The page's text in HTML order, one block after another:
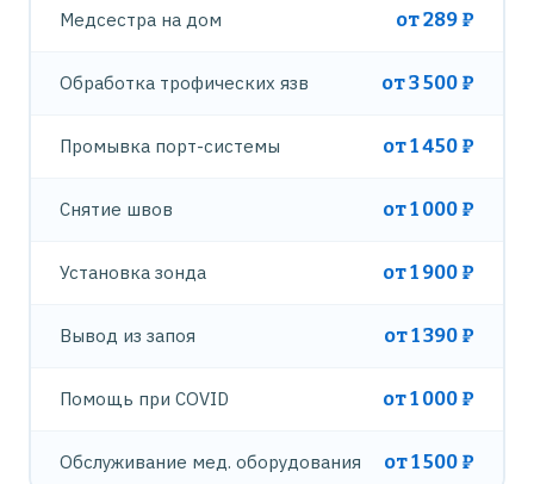
Медсестра на дом от 289 ₽
Обработка трофических язв от 3 500 ₽
Промывка порт-системы от 1 450 ₽
Снятие швов от 1 000 ₽
Установка зонда от 1 900 ₽
Вывод из запоя от 1 390 ₽
Помощь при COVID от 1 000 ₽
Обслуживание мед. оборудования от 1 500 ₽